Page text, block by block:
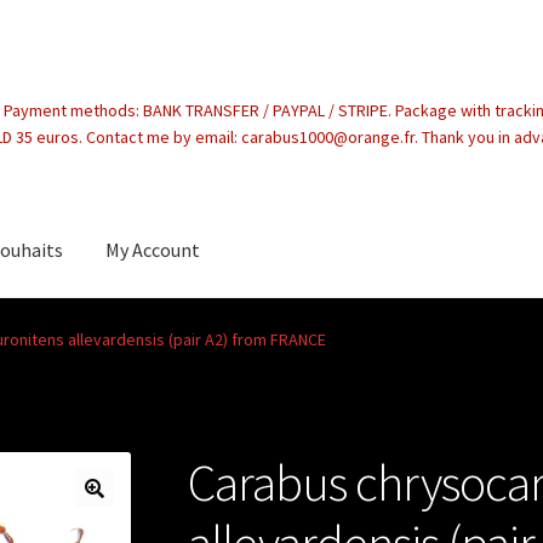
methods: BANK TRANSFER / PAYPAL / STRIPE. Package with
35 euros. Contact me by email: carabus1000@orange.fr. Thank you in
My Account
allevardensis (pair A2) from FRANCE
Carabus